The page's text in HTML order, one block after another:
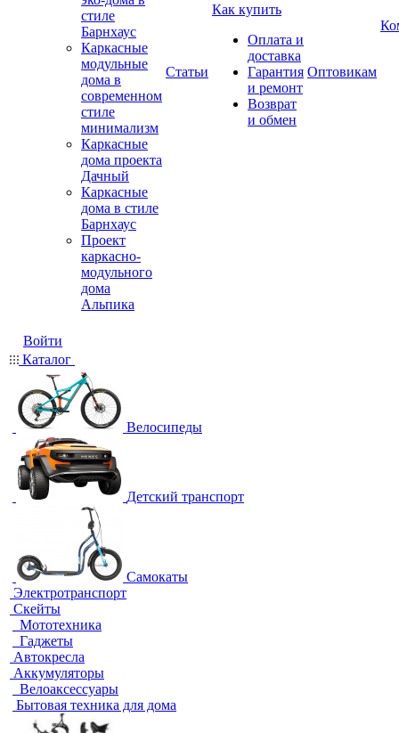
стиле
Барнхаус
Каркасные
модульные
дома в
современном
стиле
минимализм
Каркасные
дома проекта
Дачный
Каркасные
дома в стиле
Барнхаус
Проект
каркасно-
модульного
дома
Альпика
Статьи
Как купить
Оплата и
доставка
Гарантия
и ремонт
Возврат
и обмен
Оптовикам
Войти
Каталог
Велосипеды
Детский транспорт
Самокаты
Электротранспорт
Скейты
Мототехника
Гаджеты
Автокресла
Аккумуляторы
Велоаксессуары
Бытовая техника для дома